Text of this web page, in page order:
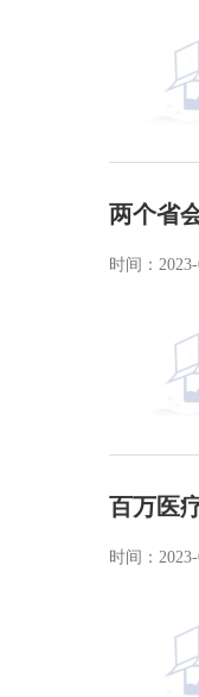
两个省
时间：
百万医
时间：